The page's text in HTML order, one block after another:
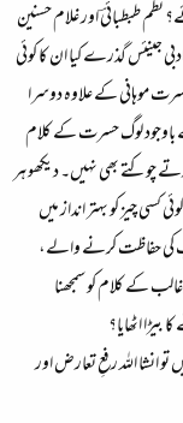
نظم طبطبائیؔ اور غلام حسنین
جینئس گذرے کیا ان کا کوئی
موہانی کے علاوہ دوسرا
باوجود لوگ حسرت کے کلام
چوکتے بھی نہیں۔ دیکھو ہر
چیز کو بہتر انداز میں
کی حفاظت کرنے والے،
کے کلام کو سمجھنا
اٹھایا؟
انشا اللہ رفعِ تعارض اور